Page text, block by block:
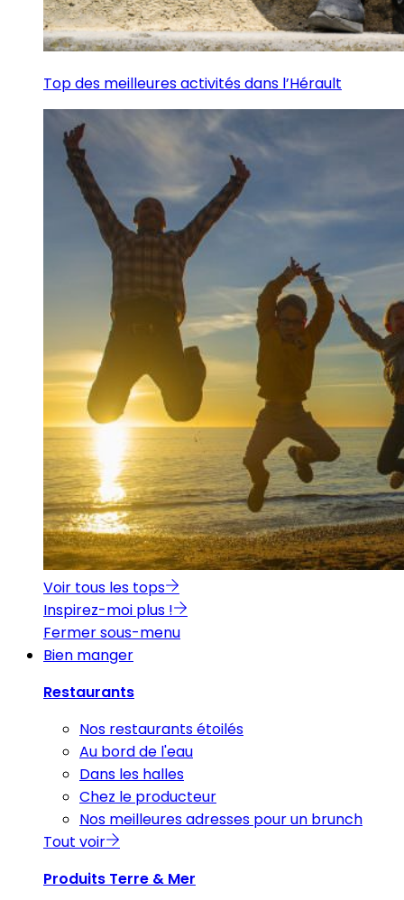
Top des meilleures activités dans l’Hérault
Voir tous les tops
Inspirez-moi plus !
Fermer sous-menu
Bien manger
Restaurants
Nos restaurants étoilés
Au bord de l'eau
Dans les halles
Chez le producteur
Nos meilleures adresses pour un brunch
Tout voir
Produits Terre & Mer